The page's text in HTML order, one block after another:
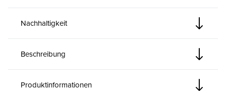
Nachhaltigkeit
Beschreibung
Produktinformationen